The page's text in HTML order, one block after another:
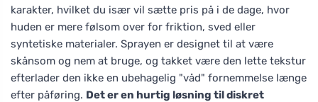
karakter, hvilket du især vil sætte pris på i de dage, hvor
huden er mere følsom over for friktion, sved eller
syntetiske materialer. Sprayen er designet til at være
skånsom og nem at bruge, og takket være den lette tekstur
efterlader den ikke en ubehagelig "våd" fornemmelse længe
efter påføring. Det er en hurtig løsning til diskret